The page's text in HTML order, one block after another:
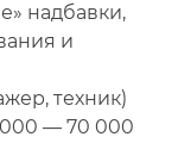
надбавки,
и
техник)
000 — 70 000